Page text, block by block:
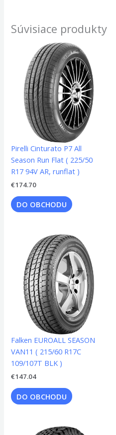
Súvisiace produkty
Pirelli Cinturato P7 All
Season Run Flat ( 225/50
R17 94V AR, runflat )
€174.70
DO OBCHODU
Falken EUROALL SEASON
VAN11 ( 215/60 R17C
109/107T BLK )
€147.04
DO OBCHODU